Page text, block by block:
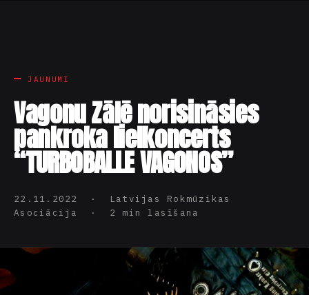
JAUNUMI
Vagonu Zālē norisināsies
pankroka lielkoncerts
“TURBOBALLE VAGONOS”
22.11.2022 · Latvijas Rokmūzikas
Asociācija · 2 min lasīšana